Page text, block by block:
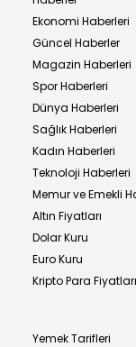
Ekonomi Haberleri
Güncel Haberler
Magazin Haberleri
Spor Haberleri
Dünya Haberleri
Sağlık Haberleri
Kadın Haberleri
Teknoloji Haberleri
Memur ve Emekli
Altın Fiyatları
Dolar Kuru
Euro Kuru
Kripto Para Fiyatları
Yemek Tarifleri